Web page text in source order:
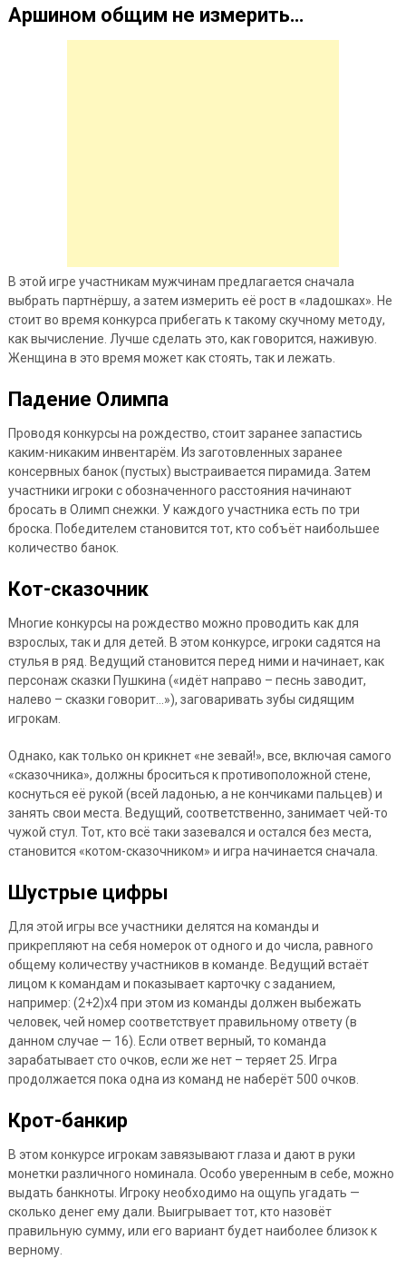
Аршином общим не измерить…
В этой игре участникам мужчинам предлагается сначала
выбрать партнёршу, а затем измерить её рост в «ладошках». Не
стоит во время конкурса прибегать к такому скучному методу,
как вычисление. Лучше сделать это, как говорится, наживую.
Женщина в это время может как стоять, так и лежать.
Падение Олимпа
Проводя конкурсы на рождество, стоит заранее запастись
каким-никаким инвентарём. Из заготовленных заранее
консервных банок (пустых) выстраивается пирамида. Затем
участники игроки с обозначенного расстояния начинают
бросать в Олимп снежки. У каждого участника есть по три
броска. Победителем становится тот, кто собъёт наибольшее
количество банок.
Кот-сказочник
Многие конкурсы на рождество можно проводить как для
взрослых, так и для детей. В этом конкурсе, игроки садятся на
стулья в ряд. Ведущий становится перед ними и начинает, как
персонаж сказки Пушкина («идёт направо – песнь заводит,
налево – сказки говорит…»), заговаривать зубы сидящим
игрокам.
Однако, как только он крикнет «не зевай!», все, включая самого
«сказочника», должны броситься к противоположной стене,
коснуться её рукой (всей ладонью, а не кончиками пальцев) и
занять свои места. Ведущий, соответственно, занимает чей-то
чужой стул. Тот, кто всё таки зазевался и остался без места,
становится «котом-сказочником» и игра начинается сначала.
Шустрые цифры
Для этой игры все участники делятся на команды и
прикрепляют на себя номерок от одного и до числа, равного
общему количеству участников в команде. Ведущий встаёт
лицом к командам и показывает карточку с заданием,
например: (2+2)х4 при этом из команды должен выбежать
человек, чей номер соответствует правильному ответу (в
данном случае — 16). Если ответ верный, то команда
зарабатывает сто очков, если же нет – теряет 25. Игра
продолжается пока одна из команд не наберёт 500 очков.
Крот-банкир
В этом конкурсе игрокам завязывают глаза и дают в руки
монетки различного номинала. Особо уверенным в себе, можно
выдать банкноты. Игроку необходимо на ощупь угадать —
сколько денег ему дали. Выигрывает тот, кто назовёт
правильную сумму, или его вариант будет наиболее близок к
верному.